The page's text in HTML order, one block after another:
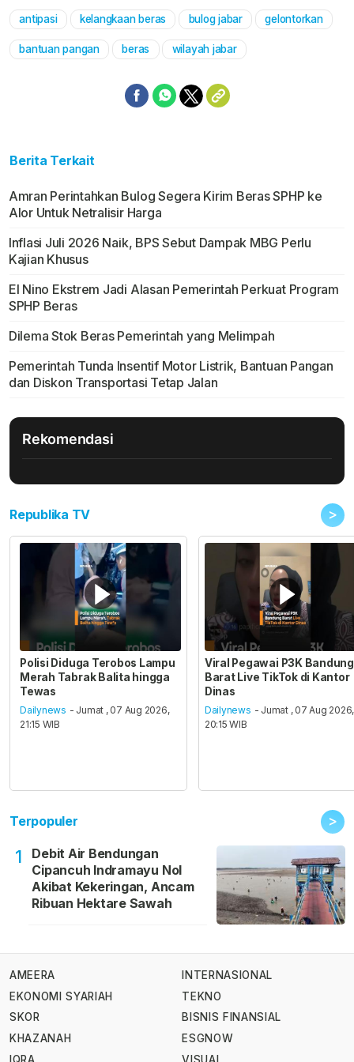
Mute
antipasi kelangkaan beras bulog jabar gelontorkan
bantuan pangan beras wilayah jabar
Berita Terkait
Amran Perintahkan Bulog Segera Kirim Beras SPHP ke
Alor Untuk Netralisir Harga
Inflasi Juli 2026 Naik, BPS Sebut Dampak MBG Perlu
Kajian Khusus
El Nino Ekstrem Jadi Alasan Pemerintah Perkuat Program
SPHP Beras
Dilema Stok Beras Pemerintah yang Melimpah
Pemerintah Tunda Insentif Motor Listrik, Bantuan Pangan
dan Diskon Transportasi Tetap Jalan
Rekomendasi
Republika TV >
Polisi Diduga Terobos Lampu
Merah Tabrak Balita hingga
Tewas
Dailynews - Jumat , 07 Aug 2026,
21:15 WIB
Viral Pegawai P3K Bandung
Barat Live TikTok di Kantor
Dinas
Dailynews - Jumat , 07 Aug 2026,
20:15 WIB
Terpopuler >
1
Debit Air Bendungan
Cipancuh Indramayu Nol
Akibat Kekeringan, Ancam
Ribuan Hektare Sawah
AMEERA
EKONOMI SYARIAH
SKOR
KHAZANAH
IQRA
INTERNASIONAL
TEKNO
BISNIS FINANSIAL
ESGNOW
VISUAL